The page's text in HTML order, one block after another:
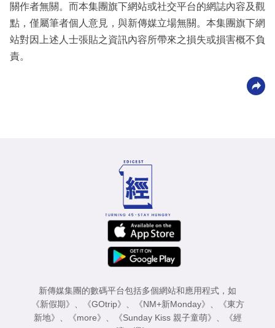
關作者無關。而本集團旗下網站或社交平台的網誌內容及觀
點，僅屬筆者個人意見，與新傳媒立場無關。本集團旗下網
站對因上述人士張貼之資訊內容所帶來之損失或損害概不負
責。
新傳媒集團的數碼平台包括多個網站和應用程式，如
《新假期》
《GOtrip》 《NM+新Monday》
《東方
新地》
《more》 《Sunday Kiss 親子童萌》
《經